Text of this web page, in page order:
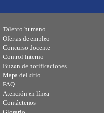
Talento humano
Ofertas de empleo
Concurso docente
Control interno
Buzón de notificaciones
Mapa del sitio
FAQ
Atención en línea
Contáctenos